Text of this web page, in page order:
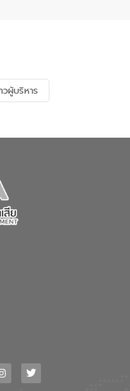
และสร้างจิตสำนึกในการ
วดล้อม ในหัวข้อ “น้ำเสียชุมชน
น้ำเสียเบื้องต้น” โดยให้ความรู้
ตุและผลกระทบของน้ำเสีย
ำบลบางเลน จังหวัดนครปฐม
วผู้บริหาร